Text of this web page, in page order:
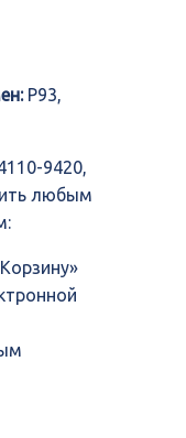
P93,
9420,
любым